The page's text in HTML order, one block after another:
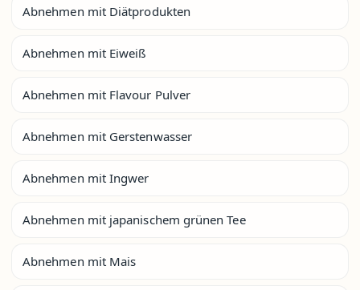
Abnehmen mit Diätprodukten
Abnehmen mit Eiweiß
Abnehmen mit Flavour Pulver
Abnehmen mit Gerstenwasser
Abnehmen mit Ingwer
Abnehmen mit japanischem grünen Tee
Abnehmen mit Mais